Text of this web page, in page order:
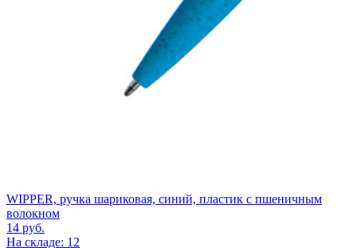
WIPPER, ручка шариковая, синий, пластик с пшеничным
волокном
14 руб.
На складе: 12